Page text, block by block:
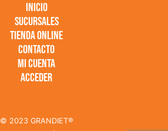
Inicio
Sucursales
Tienda online
Contacto
Mi Cuenta
Acceder
© 2023 GRANDIET®